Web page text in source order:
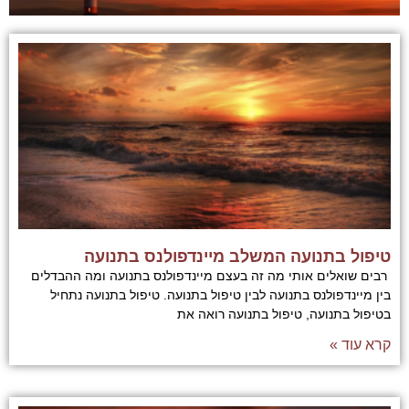
טיפול בתנועה המשלב מיינדפולנס בתנועה
רבים שואלים אותי מה זה בעצם מיינדפולנס בתנועה ומה ההבדלים
בין מיינדפולנס בתנועה לבין טיפול בתנועה. טיפול בתנועה נתחיל
בטיפול בתנועה, טיפול בתנועה רואה את
קרא עוד »